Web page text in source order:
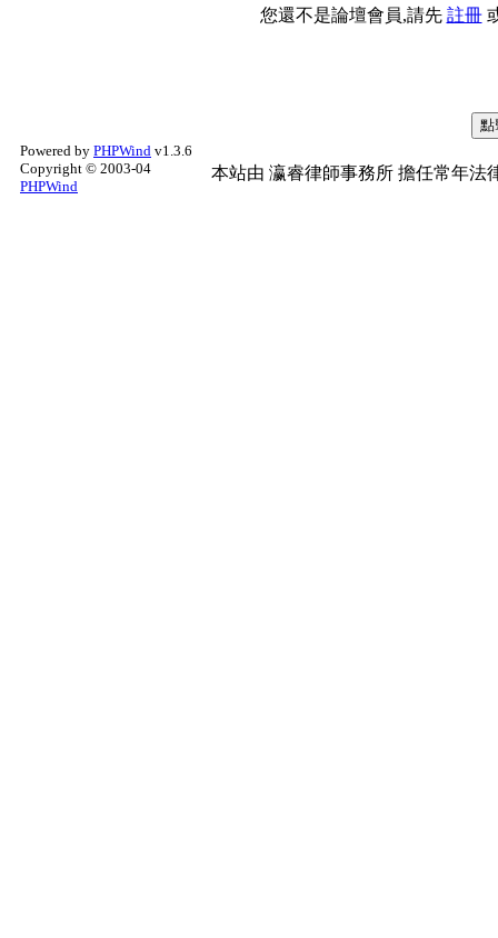
您還不是論壇會員,請先 註冊
Powered by PHPWind v1.3.6
Copyright © 2003-04
PHPWind
本站由 瀛睿律師事務所 擔任常年法